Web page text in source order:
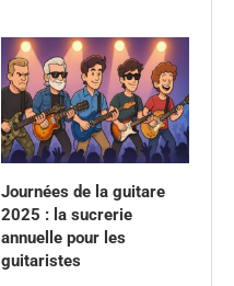
Journées de la guitare
2025 : la sucrerie
annuelle pour les
guitaristes